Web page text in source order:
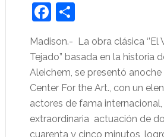
Facebook
Share
Madison.- La obra clásica ‘’El
Tejado” basada en la historia
Aleichem, se presentó
Center For the Art., con un
actores de fama
extraordinaria actuación de
cuarenta y cinco minutos,